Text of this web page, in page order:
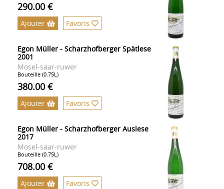
290.00 €
Ajouter Favoris
Egon Müller - Scharzhofberger Spätlese
2001
Mosel-saar-ruwer
Bouteille (0.75L)
380.00 €
Ajouter Favoris
Egon Müller - Scharzhofberger Auslese
2017
Mosel-saar-ruwer
Bouteille (0.75L)
708.00 €
Ajouter Favoris